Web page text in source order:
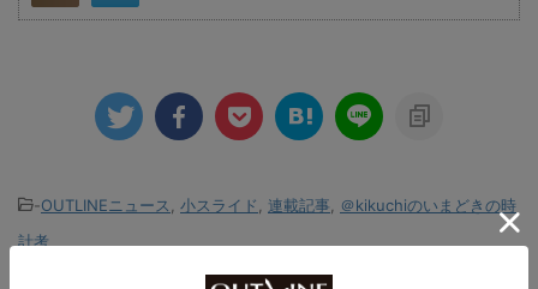
-OUTLINEニュース, 小スライド, 連載記事, ＠kikuchiのいまどきの時
計考
アウトラインNEWS,ハニカムダイアル